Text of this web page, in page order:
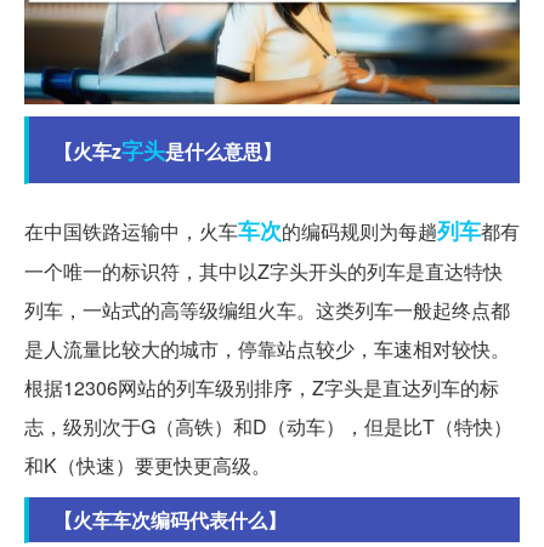
【火车z字头是什么意思】
在中国铁路运输中，火车车次的编码规则为每趟列车都有
一个唯一的标识符，其中以Z字头开头的列车是直达特快
列车，一站式的高等级编组火车。这类列车一般起终点都
是人流量比较大的城市，停靠站点较少，车速相对较快。
根据12306网站的列车级别排序，Z字头是直达列车的标
志，级别次于G（高铁）和D（动车），但是比T（特快）
和K（快速）要更快更高级。
【火车车次编码代表什么】